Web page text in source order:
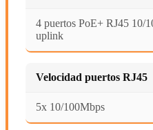
4 puertos PoE+ RJ45 10/
uplink
Velocidad puertos RJ45
5x 10/100Mbps